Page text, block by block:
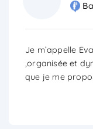
Je m’appelle
,organisée et
que je me